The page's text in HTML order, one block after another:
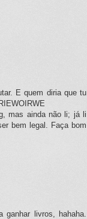
E quem diria que tu
mas ainda não li; já li
bem legal. Faça bom
livros, hahaha.